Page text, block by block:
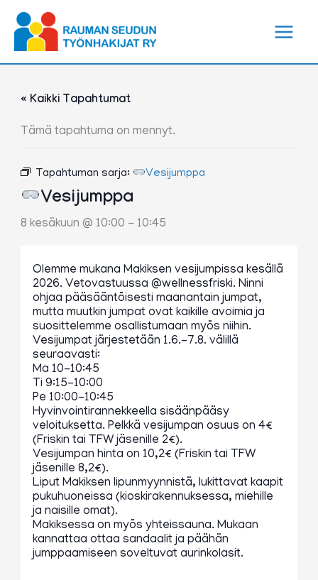
sisältöön
« Kaikki Tapahtumat
Tämä tapahtuma on mennyt.
Tapahtuman sarja: Vesijumppa
Vesijumppa
8 kesäkuun @ 10:00 - 10:45
Olemme mukana Makiksen vesijumpissa kesällä
2026. Vetovastuussa @wellnessfriski. Ninni
ohjaa pääsääntöisesti maanantain jumpat,
mutta muutkin jumpat ovat kaikille avoimia ja
suosittelemme osallistumaan myös niihin.
Vesijumpat järjestetään 1.6.-7.8. välillä
seuraavasti:
Ma 10-10:45
Ti 9:15-10:00
Pe 10:00-10:45
Hyvinvointirannekkeella sisäänpääsy
veloituksetta. Pelkkä vesijumpan osuus on 4€
(Friskin tai TFW jäsenille 2€).
Vesijumpan hinta on 10,2€ (Friskin tai TFW
jäsenille 8,2€).
Liput Makiksen lipunmyynnistä, lukittavat kaapit
pukuhuoneissa (kioskirakennuksessa, miehille
ja naisille omat).
Makiksessa on myös yhteissauna. Mukaan
kannattaa ottaa sandaalit ja päähän
jumppaamiseen soveltuvat aurinkolasit.